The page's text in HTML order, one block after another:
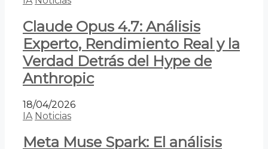
Claude Opus 4.7: Análisis
Experto, Rendimiento Real y la
Verdad Detrás del Hype de
Anthropic
18/04/2026
IA Noticias
Meta Muse Spark: El análisis